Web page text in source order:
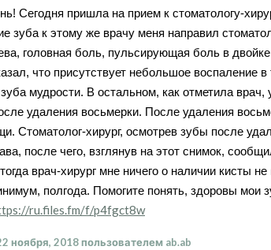
Сегодня пришла на прием к стоматологу-
зуба к этому же врачу меня направил
головная боль, пульсирующая боль в
что присутствует небольшое воспаление
мудрости. В остальном, как отметила
удаления восьмерки. После удаления
Стоматолог-хирург, осмотрев зубы после
после чего, взглянув на этот снимок,
врач-хирург мне ничего о наличии кисты
полгода. Помогите понять, здоровы
ru.files.fm/f/p4fgct8w
ноября, 2018пользователем ab.ab